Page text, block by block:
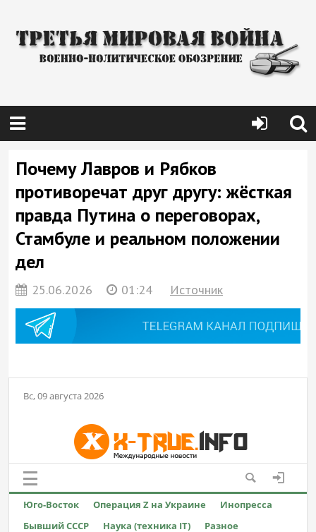
Почему Лавров и Рябков
противоречат друг другу: жёсткая
правда Путина о переговорах,
Стамбуле и реальном положении
дел
25.06.2026 01:24 Источник